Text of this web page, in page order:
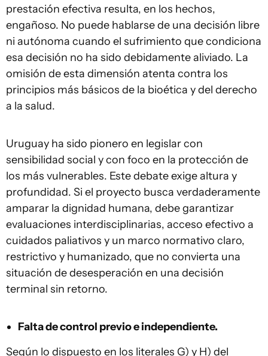
prestación efectiva resulta, en los hechos,
engañoso. No puede hablarse de una decisión libre
ni autónoma cuando el sufrimiento que condiciona
esa decisión no ha sido debidamente aliviado. La
omisión de esta dimensión atenta contra los
principios más básicos de la bioética y del derecho
a la salud.
Uruguay ha sido pionero en legislar con
sensibilidad social y con foco en la protección de
los más vulnerables. Este debate exige altura y
profundidad. Si el proyecto busca verdaderamente
amparar la dignidad humana, debe garantizar
evaluaciones interdisciplinarias, acceso efectivo a
cuidados paliativos y un marco normativo claro,
restrictivo y humanizado, que no convierta una
situación de desesperación en una decisión
terminal sin retorno.
Falta de control previo e independiente.
Según lo dispuesto en los literales G) y H) del